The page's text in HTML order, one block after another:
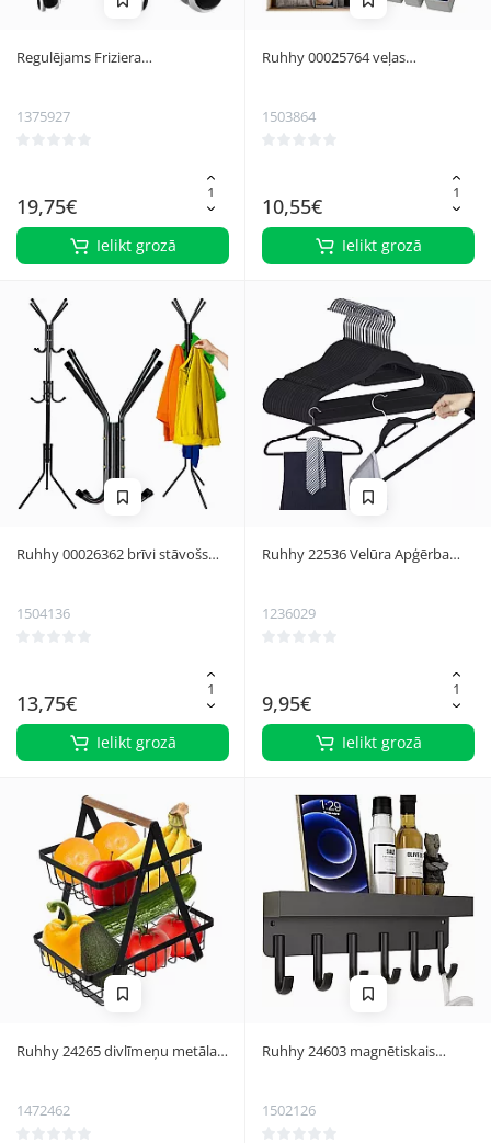
Regulējams Friziera
1375927
19,75€
Ielikt grozā
Ruhhy 00025764 veļas
1503864
10,55€
Ielikt grozā
Ruhhy 00026362 brīvi stāvošs
1504136
13,75€
Ielikt grozā
Ruhhy 22536 Velūra Apģērba
1236029
9,95€
Ielikt grozā
Ruhhy 24265 divlīmeņu metāla
1472462
Ruhhy 24603 magnētiskais
1502126